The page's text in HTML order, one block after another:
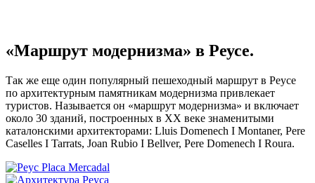
«Маршрут модернизма» в Реусе.
Так же еще один популярный пешеходный маршрут в Реусе
по архитектурным памятникам модернизма привлекает
туристов. Называется он «маршрут модернизма» и включает
около 30 зданий, построенных в XX веке знаменитыми
каталонскими архитекторами: Lluis Domenech I Montaner, Pere
Caselles I Tarrats, Joan Rubio I Bellver, Pere Domenech I Roura.